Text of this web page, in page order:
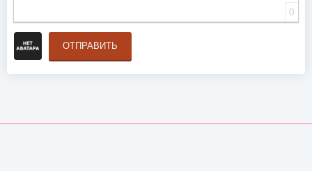
0
ОТПРАВИТЬ